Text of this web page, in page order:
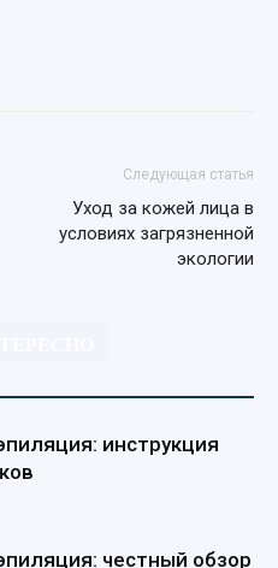
Следующая статья
Уход за кожей лица в
условиях загрязненной
экологии
инструкция
честный обзор